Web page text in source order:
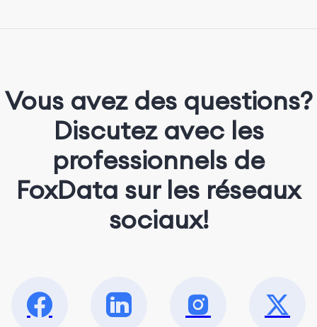
Vous avez des questions?
Discutez avec les
professionnels de
FoxData sur les réseaux
sociaux!